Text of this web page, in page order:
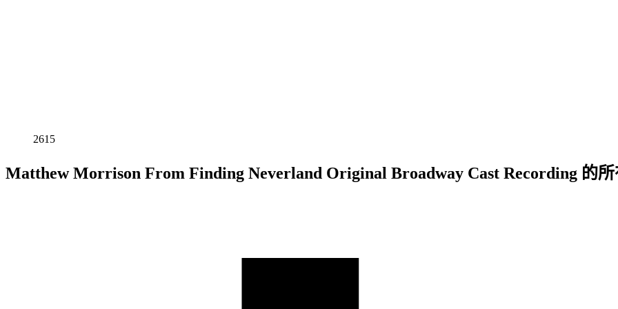
2615
Matthew Morrison From Finding Neverland Original Broadway Cast Recording 的所